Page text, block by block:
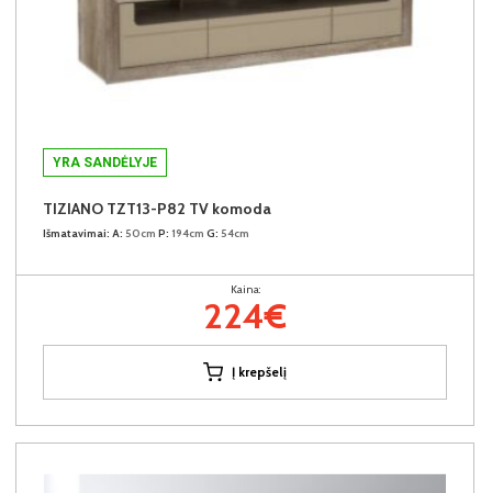
YRA SANDĖLYJE
TIZIANO TZT13-P82 TV komoda
Išmatavimai: A: 50cm P: 194cm G: 54cm
Kaina:
224€
Į krepšelį